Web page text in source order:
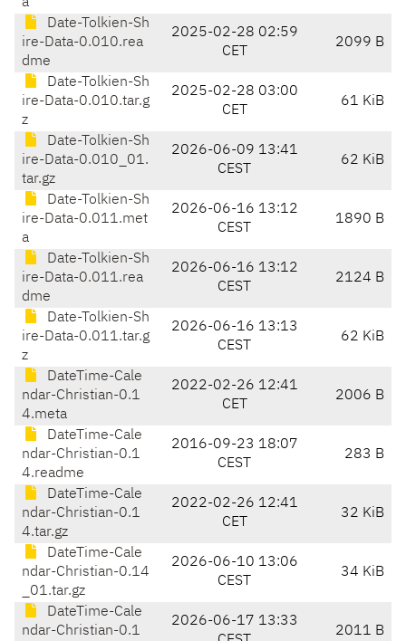
Date-Tolkien-Sh
ire-Data-0.010.rea
dme
2025-02-28 02:59
CET
2099 B
Date-Tolkien-Sh
ire-Data-0.010.tar.g
z
2025-02-28 03:00
CET
61 KiB
Date-Tolkien-Sh
ire-Data-0.010_01.
tar.gz
2026-06-09 13:41
CEST
62 KiB
Date-Tolkien-Sh
ire-Data-0.011.met
a
2026-06-16 13:12
CEST
1890 B
Date-Tolkien-Sh
ire-Data-0.011.rea
dme
2026-06-16 13:12
CEST
2124 B
Date-Tolkien-Sh
ire-Data-0.011.tar.g
z
2026-06-16 13:13
CEST
62 KiB
DateTime-Cale
ndar-Christian-0.1
4.meta
2022-02-26 12:41
CET
2006 B
DateTime-Cale
ndar-Christian-0.1
4.readme
2016-09-23 18:07
CEST
283 B
DateTime-Cale
ndar-Christian-0.1
4.tar.gz
2022-02-26 12:41
CET
32 KiB
DateTime-Cale
ndar-Christian-0.14
_01.tar.gz
2026-06-10 13:06
CEST
34 KiB
DateTime-Cale
ndar-Christian-0.1
2026-06-17 13:33
2011 B